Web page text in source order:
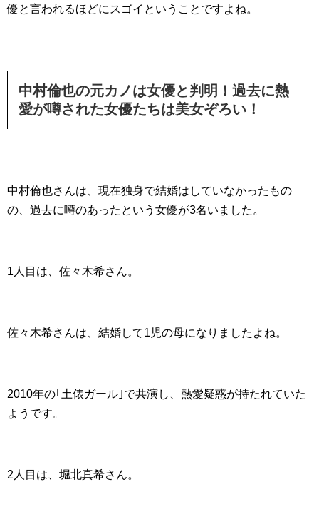
優と言われるほどにスゴイということですよね。
中村倫也の元カノは女優と判明！過去に熱
愛が噂された女優たちは美女ぞろい！
中村倫也さんは、現在独身で結婚はしていなかったもの
の、過去に噂のあったという女優が3名いました。
1人目は、佐々木希さん。
佐々木希さんは、結婚して1児の母になりましたよね。
2010年の｢土俵ガール｣で共演し、熱愛疑惑が持たれていた
ようです。
2人目は、堀北真希さん。